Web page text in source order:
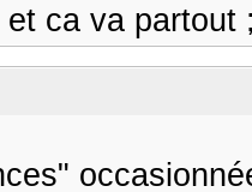
ca va partout